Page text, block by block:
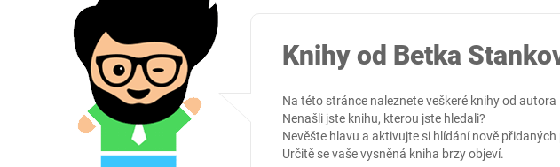
Knihy od Betka
Na této stránce naleznete veškeré knihy od
Nenašli jste knihu, kterou jste hledali?
Nevěšte hlavu a aktivujte si hlídání nově
Určitě se vaše vysněná kniha brzy objeví.